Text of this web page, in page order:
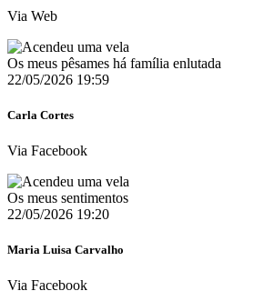
Via Web
Os meus pêsames há família enlutada
22/05/2026 19:59
Carla Cortes
Via Facebook
Os meus sentimentos
22/05/2026 19:20
Maria Luisa Carvalho
Via Facebook